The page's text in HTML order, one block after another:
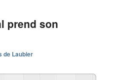
prend son
de Laubier